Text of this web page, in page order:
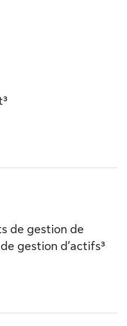
de gestion de
gestion d’actifs³